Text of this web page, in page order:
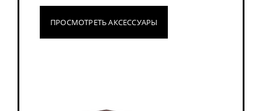
ПРОСМОТРЕТЬ АКСЕССУАРЫ